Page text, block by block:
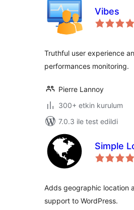
Vibes
Truthful user experience
performances monitoring.
Pierre Lannoy
300+ etkin kurulum
7.0.3 ile test edildi
Simple
Adds geographic location
support to WordPress.